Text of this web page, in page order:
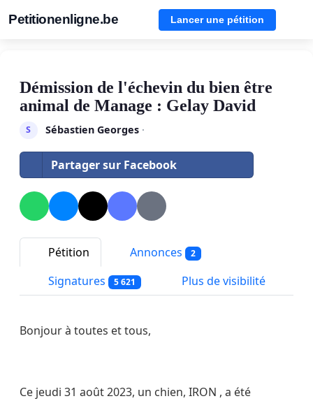
Petitionenligne.be Lancer une pétition
Démission de l'échevin du bien être
animal de Manage : Gelay David
S Sébastien Georges·
Partager sur Facebook
Pétition Annonces 2
Signatures 5 621 Plus de visibilité
Bonjour à toutes et tous,
Ce jeudi 31 août 2023, un chien, IRON , a été